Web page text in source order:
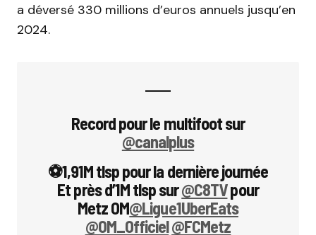
a déversé 330 millions d’euros annuels jusqu’en
2024.
Record pour le multifoot sur
@canalplus
⚽️1,91M tlsp pour la dernière journée
Et près d’1M tlsp sur@C8TVpour
Metz OM@Ligue1UberEats
@OM_Officiel@FCMetz